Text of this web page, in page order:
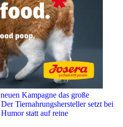
Kampagne das große
Tiernahrungshersteller setzt bei
statt auf reine